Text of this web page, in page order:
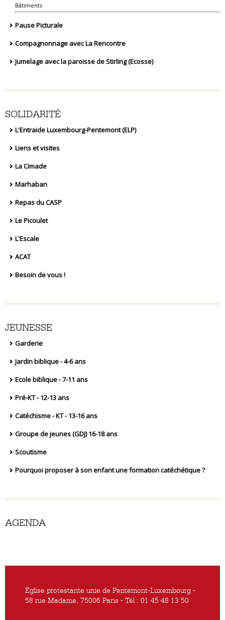
Bâtiments
Pause Picturale
Compagnonnage avec La Rencontre
Jumelage avec la paroisse de Stirling (Ecosse)
SOLIDARITÉ
L'Entraide Luxembourg-Pentemont (ELP)
Liens et visites
La Cimade
Marhaban
Repas du CASP
Le Picoulet
L'Escale
ACAT
Besoin de vous !
JEUNESSE
Garderie
Jardin biblique - 4-6 ans
Ecole biblique - 7-11 ans
Pré-KT - 12-13 ans
Catéchisme - KT - 13-16 ans
Groupe de jeunes (GDJ) 16-18 ans
Scoutisme
Pourquoi proposer à son enfant une formation catéchétique ?
AGENDA
Église protestante unie de Pentemont-Luxembourg -
58 rue Madame, 75006 Paris - Tél : 01 45 48 13 50